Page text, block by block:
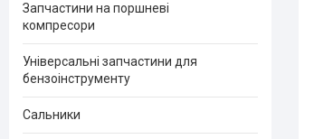
Запчастини на поршневі
компресори
Універсальні запчастини для
бензоінструменту
Сальники